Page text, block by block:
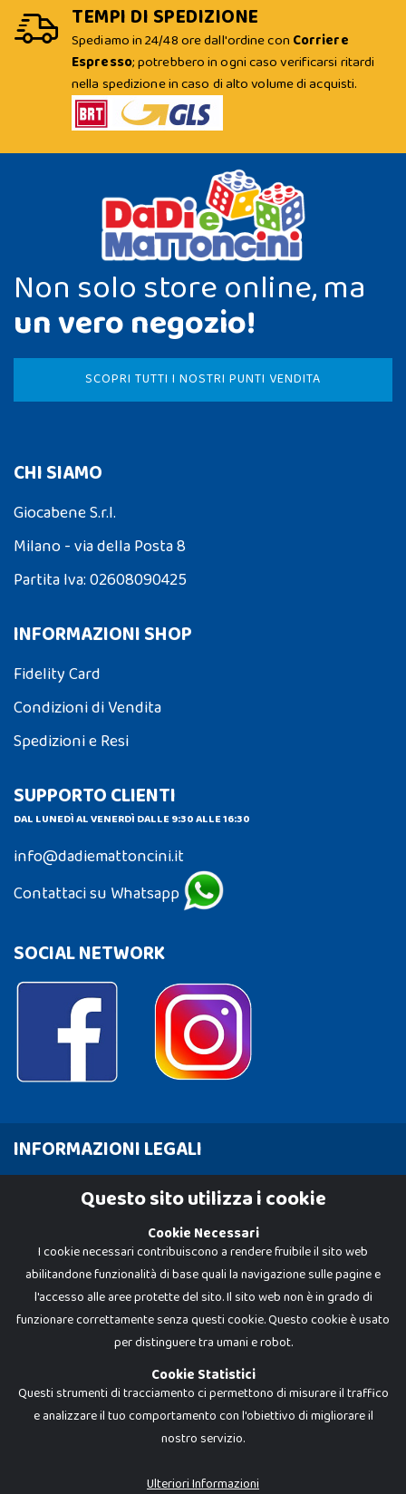
TEMPI DI SPEDIZIONE
Spediamo in 24/48 ore dall'ordine con Corriere
Espresso; potrebbero in ogni caso verificarsi ritardi
nella spedizione in caso di alto volume di acquisti.
Non solo store online, ma
un vero negozio!
SCOPRI TUTTI I NOSTRI PUNTI VENDITA
CHI SIAMO
Giocabene S.r.l.
Milano - via della Posta 8
Partita Iva: 02608090425
INFORMAZIONI SHOP
Fidelity Card
Condizioni di Vendita
Spedizioni e Resi
SUPPORTO CLIENTI
DAL LUNEDÌ AL VENERDÌ DALLE 9:30 ALLE 16:30
info@dadiemattoncini.it
Contattaci su Whatsapp
SOCIAL NETWORK
INFORMAZIONI LEGALI
Cookie Policy
Dadi e Mattoncini è un brand di Giocabene Srl. Ogni riproduzione o utilizzo non
I prezzi e le promozioni pubblicate potrebbero differire da quanto esposto in
Questo sito utilizza i cookie
Cookie Necessari
I cookie necessari contribuiscono a rendere fruibile il sito web
abilitandone funzionalità di base quali la navigazione sulle pagine e
l'accesso alle aree protette del sito. Il sito web non è in grado di
funzionare correttamente senza questi cookie. Questo cookie è usato
per distinguere tra umani e robot.
Cookie Statistici
Questi strumenti di tracciamento ci permettono di misurare il traffico
e analizzare il tuo comportamento con l'obiettivo di migliorare il
nostro servizio.
Ulteriori Informazioni